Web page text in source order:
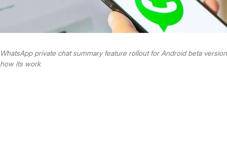
WhatsApp private chat summary feature rollout for Android beta version
how its work